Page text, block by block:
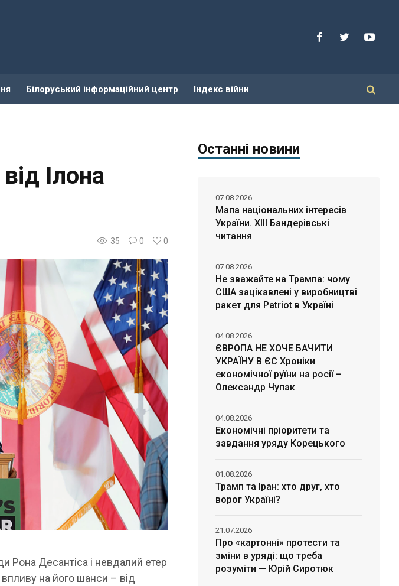
Білоруський інформаційний центр Індекс війни
Ілона
35 0 0
Рона Десантіса і невдалий етер
на його шанси – від
Останні новини
Мапа національних інтересів
України. ХІІІ Бандерівські
читання
07.08.2026
Не зважайте на Трампа: чому
США зацікавлені у виробництві
ракет для Patriot в Україні
07.08.2026
ЄВРОПА НЕ ХОЧЕ БАЧИТИ
УКРАЇНУ В ЄС Хроніки
економічної руїни на росії –
Олександр Чупак
04.08.2026
Економічні пріоритети та
завдання уряду Корецького
04.08.2026
Трамп та Іран: хто друг, хто
ворог Україні?
01.08.2026
Про «картонні» протести та
зміни в уряді: що треба
розуміти — Юрій Сиротюк
21.07.2026